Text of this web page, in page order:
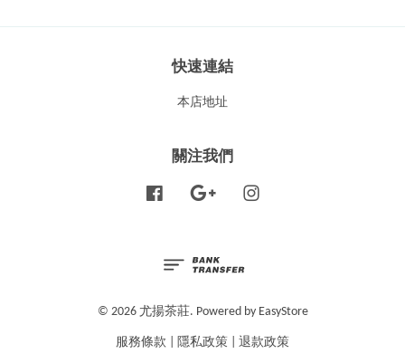
快速連結
本店地址
關注我們
Facebook Google
© 2026 尤揚茶莊. Powered by EasyStore
服務條款 隱私政策 退款政策